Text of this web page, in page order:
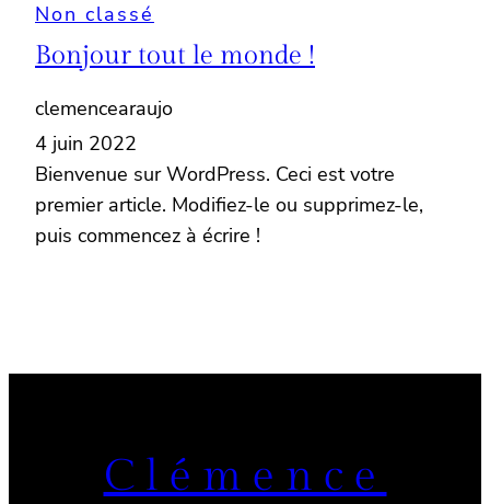
Non classé
Bonjour tout le monde !
clemencearaujo
4 juin 2022
Bienvenue sur WordPress. Ceci est votre
premier article. Modifiez-le ou supprimez-le,
puis commencez à écrire !
Clémence